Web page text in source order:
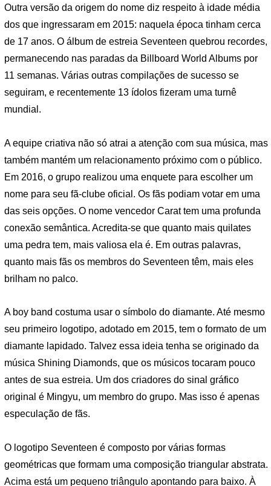
Outra versão da origem do nome diz respeito à idade média
dos que ingressaram em 2015: naquela época tinham cerca
de 17 anos. O álbum de estreia Seventeen quebrou recordes,
permanecendo nas paradas da Billboard World Albums por
11 semanas. Várias outras compilações de sucesso se
seguiram, e recentemente 13 ídolos fizeram uma turnê
mundial.
A equipe criativa não só atrai a atenção com sua música, mas
também mantém um relacionamento próximo com o público.
Em 2016, o grupo realizou uma enquete para escolher um
nome para seu fã-clube oficial. Os fãs podiam votar em uma
das seis opções. O nome vencedor Carat tem uma profunda
conexão semântica. Acredita-se que quanto mais quilates
uma pedra tem, mais valiosa ela é. Em outras palavras,
quanto mais fãs os membros do Seventeen têm, mais eles
brilham no palco.
A boy band costuma usar o símbolo do diamante. Até mesmo
seu primeiro logotipo, adotado em 2015, tem o formato de um
diamante lapidado. Talvez essa ideia tenha se originado da
música Shining Diamonds, que os músicos tocaram pouco
antes de sua estreia. Um dos criadores do sinal gráfico
original é Mingyu, um membro do grupo. Mas isso é apenas
especulação de fãs.
O logotipo Seventeen é composto por várias formas
geométricas que formam uma composição triangular abstrata.
Acima está um pequeno triângulo apontando para baixo. À